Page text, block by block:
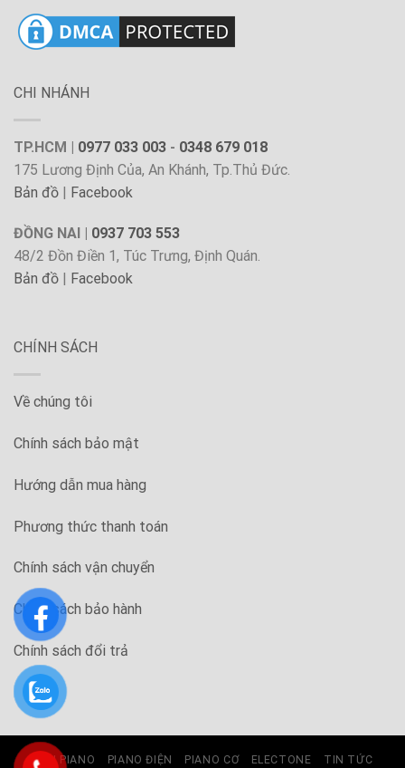
CHI NHÁNH
TP.HCM | 0977 033 003 - 0348 679 018
175 Lương Định Của, An Khánh, Tp.Thủ Đức.
Bản đồ | Facebook
ĐỒNG NAI | 0937 703 553
48/2 Đồn Điền 1, Túc Trưng, Định Quán.
Bản đồ
Facebook
CHÍNH SÁCH
Về chúng tôi
Chính sách bảo mật
Hướng dẫn mua hàng
Phương thức thanh toán
Chính sách vận chuyển
Chính sách bảo hành
Chính sách đổi trả
ĐÀN PIANO PIANO ĐIỆN PIANO CƠ ELECTONE TIN TỨC